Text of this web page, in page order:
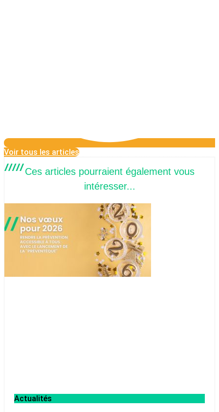
Voir tous les articles
Ces articles pourraient également vous
intéresser...
Actualités